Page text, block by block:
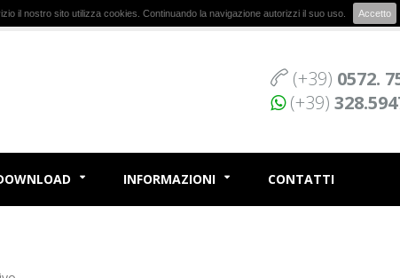
il nostro sito utilizza cookies. Continuando la navigazione autorizzi il suo uso. Accetto
(+39) 0572.
(+39)
INFORMAZIONI CONTATTI